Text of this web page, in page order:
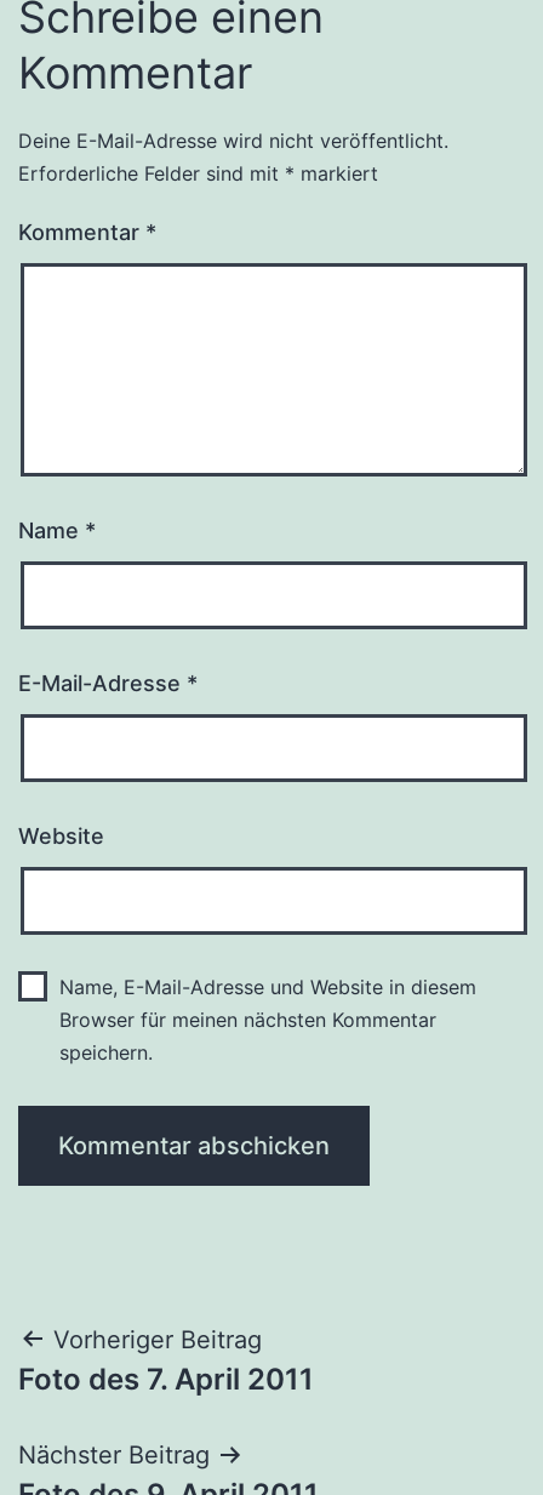
Schreibe einen
Kommentar
Deine E-Mail-Adresse wird nicht veröffentlicht.
Erforderliche Felder sind mit * markiert
Kommentar *
Name *
E-Mail-Adresse *
Website
Name, E-Mail-Adresse und Website in diesem
Browser für meinen nächsten Kommentar
speichern.
Beitragsnavigation
Vorheriger Beitrag
Foto des 7. April 2011
Nächster Beitrag